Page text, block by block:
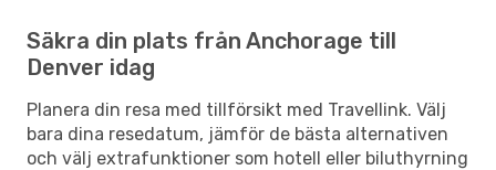
Säkra din plats från Anchorage till
Denver idag
Planera din resa med tillförsikt med Travellink. Välj
bara dina resedatum, jämför de bästa alternativen
och välj extrafunktioner som hotell eller biluthyrning